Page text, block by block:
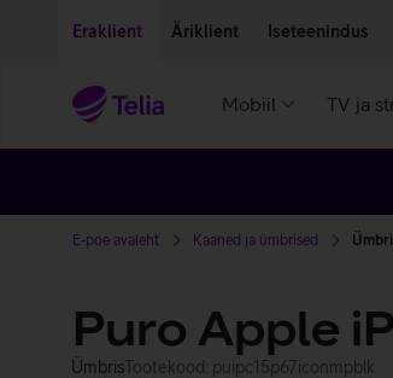
Eraklient Äriklient Iseteenindus
Mobiil TV ja
E-poe avaleht Kaaned ja ümbrised
Puro Apple
ÜmbrisTootekood: puipc15p67iconmpblk